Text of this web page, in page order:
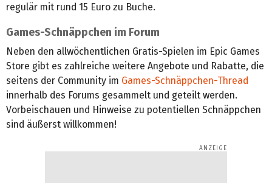
regulär mit rund 15 Euro zu Buche.
Games-Schnäppchen im Forum
Neben den allwöchentlichen Gratis-Spielen im Epic Games
Store gibt es zahlreiche weitere Angebote und Rabatte, die
seitens der Community im Games-Schnäppchen-Thread
innerhalb des Forums gesammelt und geteilt werden.
Vorbeischauen und Hinweise zu potentiellen Schnäppchen
sind äußerst willkommen!